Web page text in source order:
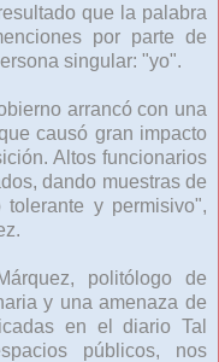
que la palabra
por parte de
singular: "yo".
arrancó con una
causó gran impacto
Altos funcionarios
dando muestras de
y permisivo",
politólogo de
y una amenaza de
en el diario Tal
públicos, nos